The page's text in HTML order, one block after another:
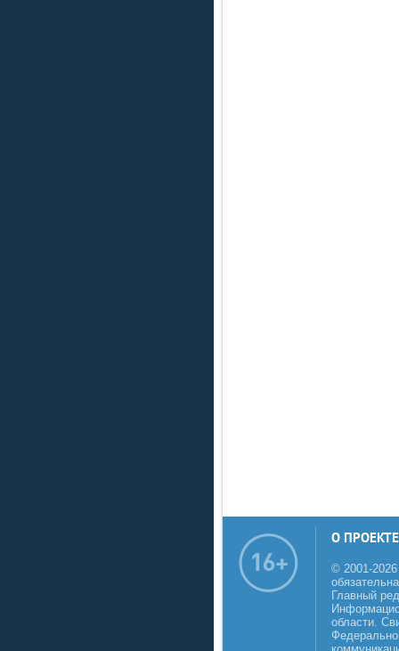
О ПРОЕКТЕ
© 2001-
Главный
области.